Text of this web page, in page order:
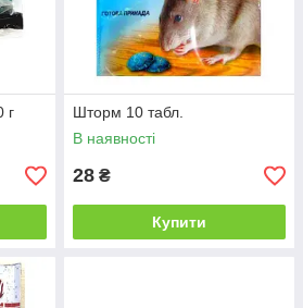
г
Шторм 10 табл.
В наявності
28 ₴
Купити